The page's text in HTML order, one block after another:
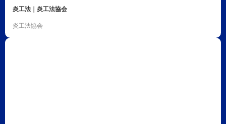
炎工法｜炎工法協会
炎工法協会